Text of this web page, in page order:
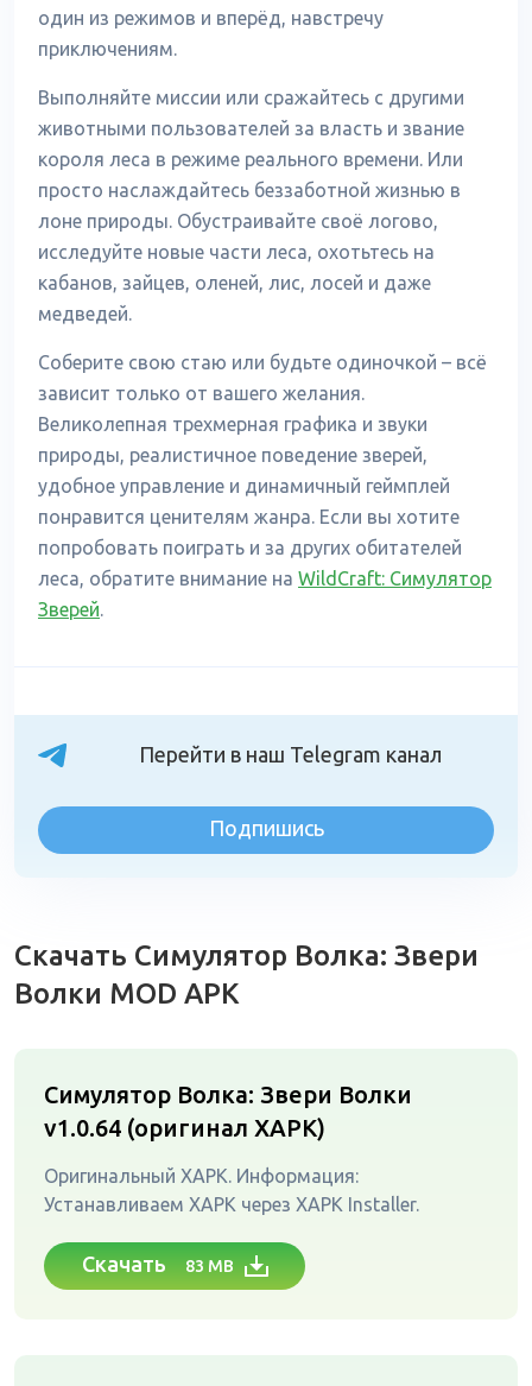
один из режимов и вперёд, навстречу
приключениям.
Выполняйте миссии или сражайтесь с другими
животными пользователей за власть и звание
короля леса в режиме реального времени. Или
просто наслаждайтесь беззаботной жизнью в
лоне природы. Обустраивайте своё логово,
исследуйте новые части леса, охотьтесь на
кабанов, зайцев, оленей, лис, лосей и даже
медведей.
Соберите свою стаю или будьте одиночкой – всё
зависит только от вашего желания.
Великолепная трехмерная графика и звуки
природы, реалистичное поведение зверей,
удобное управление и динамичный геймплей
понравится ценителям жанра. Если вы хотите
попробовать поиграть и за других обитателей
леса, обратите внимание на WildCraft: Симулятор
Зверей.
Перейти в наш Telegram канал
Подпишись
Скачать Симулятор Волка: Звери
Волки MOD APK
Симулятор Волка: Звери Волки
v1.0.64 (оригинал XAPK)
Оригинальный XAPK. Информация:
Устанавливаем XAPK через XAPK Installer.
Скачать 83 MB